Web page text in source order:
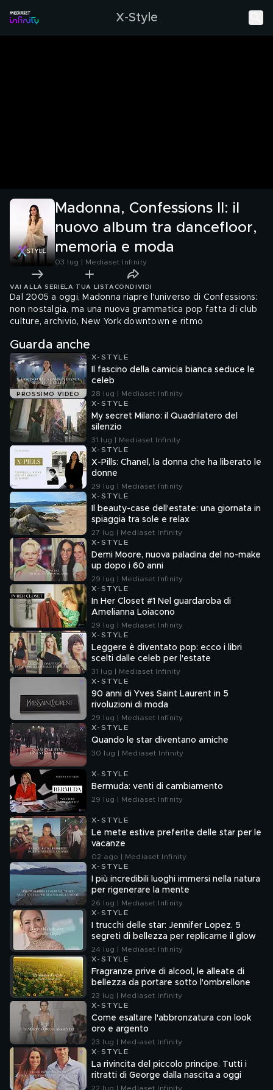
X-Style
Madonna, Confessions II: il
nuovo album tra dancefloor,
memoria e moda
03 lug | Mediaset Infinity
VAI ALLA SERIE LA TUA LISTA CONDIVIDI
Dal 2005 a oggi, Madonna riapre l'universo di Confessions:
non nostalgia, ma una nuova grammatica pop fatta di club
culture, archivio, New York downtown e ritmo
Guarda anche
PROSSIMO VIDEO
X-STYLE
Il fascino della camicia bianca seduce le
celeb
28 lug | Mediaset Infinity
X-STYLE
My secret Milano: il Quadrilatero del
silenzio
31 lug | Mediaset Infinity
X-STYLE
X-Pills: Chanel, la donna che ha liberato le
donne
29 lug | Mediaset Infinity
X-STYLE
Il beauty-case dell'estate: una giornata in
spiaggia tra sole e relax
27 lug | Mediaset Infinity
X-STYLE
Demi Moore, nuova paladina del no-make
up dopo i 60 anni
29 lug | Mediaset Infinity
X-STYLE
In Her Closet #1 Nel guardaroba di
Amelianna Loiacono
29 lug | Mediaset Infinity
X-STYLE
Leggere è diventato pop: ecco i libri
scelti dalle celeb per l'estate
31 lug | Mediaset Infinity
X-STYLE
90 anni di Yves Saint Laurent in 5
rivoluzioni di moda
29 lug | Mediaset Infinity
X-STYLE
Quando le star diventano amiche
30 lug | Mediaset Infinity
X-STYLE
Bermuda: venti di cambiamento
29 lug | Mediaset Infinity
X-STYLE
Le mete estive preferite delle star per le
vacanze
02 ago | Mediaset Infinity
X-STYLE
I più incredibili luoghi immersi nella natura
per rigenerare la mente
26 lug | Mediaset Infinity
X-STYLE
I trucchi delle star: Jennifer Lopez. 5
segreti di bellezza per replicarne il glow
24 lug | Mediaset Infinity
X-STYLE
Fragranze prive di alcool, le alleate di
bellezza da portare sotto l'ombrellone
23 lug | Mediaset Infinity
X-STYLE
Come esaltare l'abbronzatura con look
oro e argento
23 lug | Mediaset Infinity
X-STYLE
La rivincita del piccolo principe. Tutti i
ritratti di George dalla nascita a oggi
22 lug | Mediaset Infinity